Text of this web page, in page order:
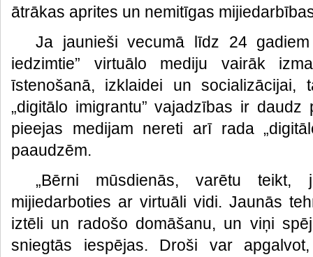
ātrākas aprites un nemitīgas
Ja jaunieši vecumā līdz 24
iedzimtie” virtuālo mediju vairāk
īstenošanā, izklaidei un socializācijai,
„digitālo imigrantu” vajadzības ir
pieejas medijam nereti arī rada
paaudzēm.
„Bērni mūsdienās, varētu
mijiedarboties ar virtuāli vidi. Jaunās
iztēli un radošo domāšanu, un viņi
sniegtās iespējas. Droši var